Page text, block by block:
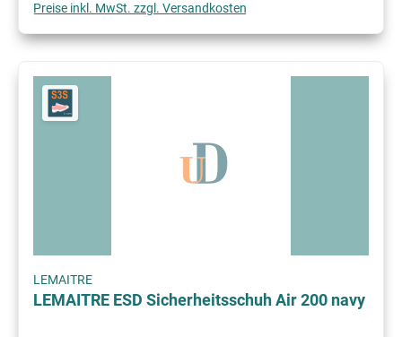
Preise inkl. MwSt. zzgl. Versandkosten
LEMAITRE
LEMAITRE ESD Sicherheitsschuh Air 200 navy